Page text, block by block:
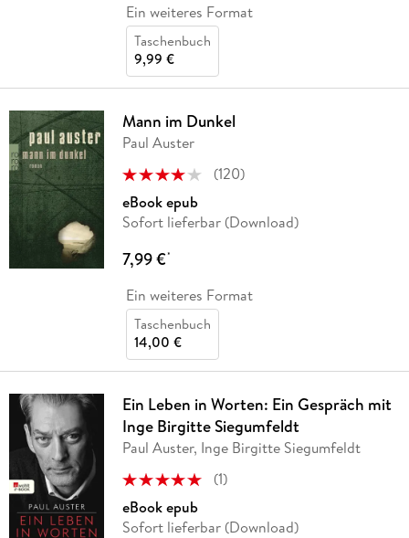
Ein weiteres Format
Taschenbuch
9,99 €
Mann im Dunkel
Paul Auster
(120)
eBook epub
Sofort lieferbar (Download)
7,99 €*
Ein weiteres Format
Taschenbuch
14,00 €
Ein Leben in Worten: Ein Gespräch mit
Inge Birgitte Siegumfeldt
Paul Auster, Inge Birgitte Siegumfeldt
(1)
eBook epub
Sofort lieferbar (Download)